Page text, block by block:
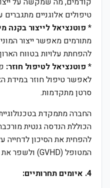
טיפולים אלוגניים מתגברים
* פוטנציאל לייצור בקנה
מתורמים מאפשר ייצור
להפחתת עלויות בטווח
* פוטנציאל לטיפול חוזר:
לאפשר טיפול חוזר במידת
סרטן מתקדמות.
להפחית את הסיכון לדחייה
המטופל (GVHD) ולשפר את יעילות הטיפול.
4. איומים תחרותיים: